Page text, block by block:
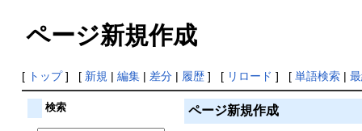
ページ新規作成
[ トップ] [ 新規 | 編集| 差分| 履歴] [ リロード ] [ 単語検索|
検索 ページ新規作成